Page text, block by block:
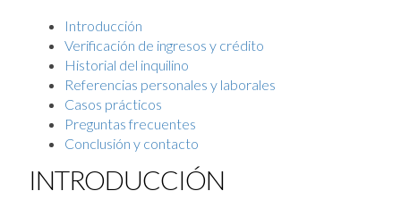
Introducción
Verificación de ingresos y crédito
Historial del inquilino
Referencias personales y laborales
Casos prácticos
Preguntas frecuentes
Conclusión y contacto
INTRODUCCIÓN